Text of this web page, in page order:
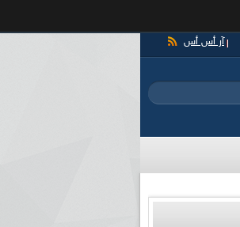
آر أس أس